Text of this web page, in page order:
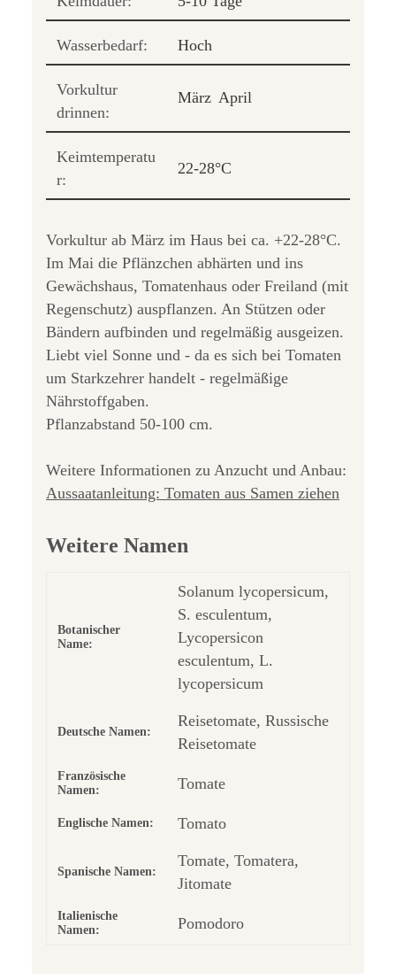
Wasserbedarf: Hoch
Vorkultur
drinnen:
März April
Keimtemperatu
r:
22-28°C
Vorkultur ab März im Haus bei ca. +22-28°C.
Im Mai die Pflänzchen abhärten und ins
Gewächshaus, Tomatenhaus oder Freiland (mit
Regenschutz) auspflanzen. An Stützen oder
Bändern aufbinden und regelmäßig ausgeizen.
Liebt viel Sonne und - da es sich bei Tomaten
um Starkzehrer handelt - regelmäßige
Nährstoffgaben.
Pflanzabstand 50-100 cm.
Weitere Informationen zu Anzucht und Anbau:
Aussaatanleitung: Tomaten aus Samen ziehen
Weitere Namen
Botanischer
Name:
Solanum lycopersicum,
S. esculentum,
Lycopersicon
esculentum, L.
lycopersicum
Deutsche Namen:
Reisetomate, Russische
Reisetomate
Französische
Namen:
Tomate
Englische Namen: Tomato
Spanische Namen:
Tomate, Tomatera,
Jitomate
Italienische
Namen:
Pomodoro